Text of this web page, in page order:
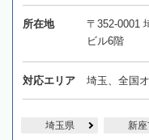
所在地
〒352-0001
ビル6階
対応エリア 埼玉、全国
埼玉県 新